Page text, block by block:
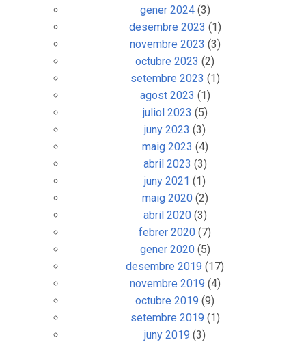
gener 2024(3)
desembre 2023 (1)
novembre 2023 (3)
octubre 2023 (2)
setembre 2023 (1)
agost 2023 (1)
juliol 2023 (5)
juny 2023 (3)
maig 2023 (4)
abril 2023 (3)
juny 2021 (1)
maig 2020(2)
abril 2020(3)
febrer 2020 (7)
gener 2020(5)
desembre 2019 (17)
novembre 2019 (4)
octubre 2019 (9)
setembre 2019 (1)
juny 2019 (3)